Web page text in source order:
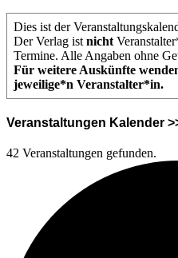
Dies ist der
Der Verlag ist nicht
Termine. Alle Angaben ohne
Für weitere Auskünfte
jeweilige*n Veranstalter*in.
Veranstaltungen Kalender
42 Veranstaltungen gefunden.